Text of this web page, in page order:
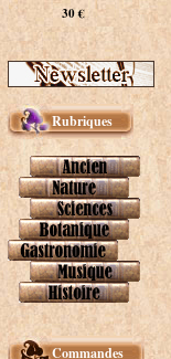
30 €
Rubriques
Commandes